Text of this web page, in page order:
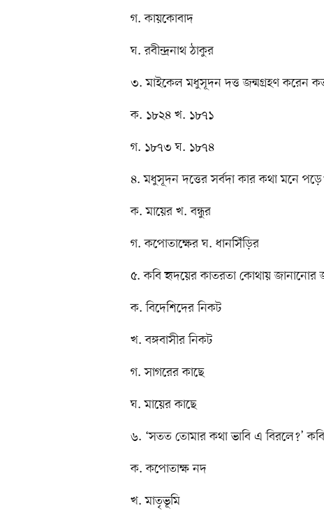
গ. কায়কোবাদ
ঘ. রবীন্দ্রনাথ ঠাকুর
৩. মাইকেল মধুসূদন দত্ত জন্মগ্রহণ করেন
ক. ১৮২৪ খ. ১৮৭১
গ. ১৮৭৩ ঘ. ১৮৭৪
৪. মধুসূদন দত্তের সর্বদা কার কথা মনে
ক. মায়ের খ. বন্ধুর
গ. কপোতাক্ষের ঘ. ধানসিঁড়ির
৫. কবি হৃদয়ের কাতরতা কোথায়
ক. বিদেশিদের নিকট
খ. বঙ্গবাসীর নিকট
গ. সাগরের কাছে
ঘ. মায়ের কাছে
৬. ‘সতত তোমার কথা ভাবি এ বিরলে?’
ক. কপোতাক্ষ নদ
খ. মাতৃভূমি